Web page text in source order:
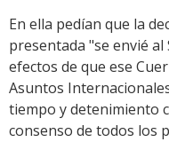
En ella pedían que la
presentada "se envié al
efectos de que ese
Asuntos
tiempo y detenimiento
consenso de todos los